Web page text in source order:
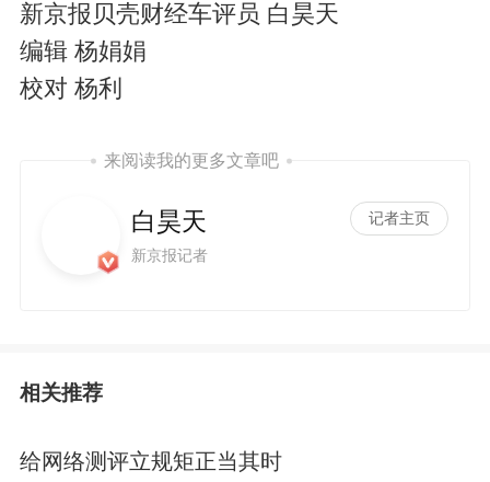
新京报贝壳财经车评员 白昊天
编辑 杨娟娟
校对 杨利
来阅读我的更多文章吧
白昊天
新京报记者
记者主页
相关推荐
给网络测评立规矩正当其时